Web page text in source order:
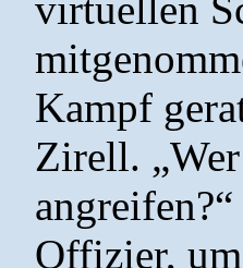
virtuellen
Kampf
Zirell.
Offizier,